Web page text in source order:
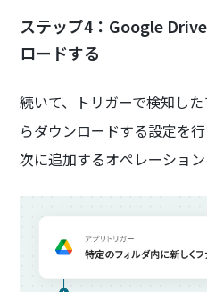
ステップ4：Google
ロードする
続いて、トリガーで検知し
らダウンロードする設定を行
次に追加するオペレーション